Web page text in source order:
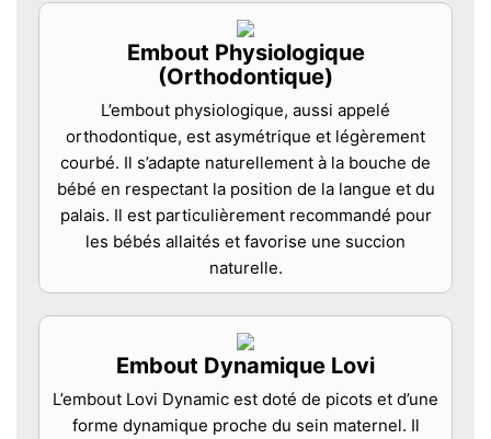
Embout Physiologique
(Orthodontique)
L’embout physiologique, aussi appelé
orthodontique, est asymétrique et légèrement
courbé. Il s’adapte naturellement à la bouche de
bébé en respectant la position de la langue et du
palais. Il est particulièrement recommandé pour
les bébés allaités et favorise une succion
naturelle.
Embout Dynamique Lovi
L’embout Lovi Dynamic est doté de picots et d’une
forme dynamique proche du sein maternel. Il